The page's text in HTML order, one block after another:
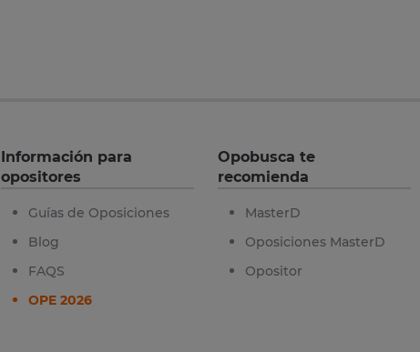
Información para
opositores
Guías de Oposiciones
Blog
FAQS
OPE 2026
Opobusca te
recomienda
MasterD
Oposiciones MasterD
Opositor